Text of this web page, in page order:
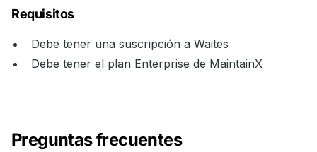
Requisitos
Debe tener una suscripción a Waites
Debe tener el plan Enterprise de MaintainX
Preguntas frecuentes